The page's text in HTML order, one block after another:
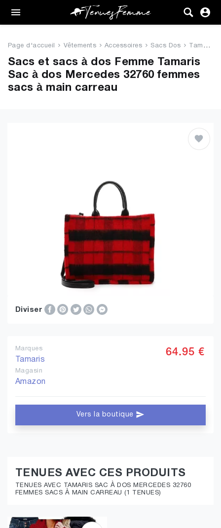
Femme
Vêtements
Chaussures
Page d'accueil Vêtements Accessoires Sacs Dos Tamaris Sac à dos Mercedes 32...
Sacs et sacs à dos Femme Tamaris
Sac à dos Mercedes 32760 femmes
sacs à main carreau
Diviser
Marques
Tamaris
Magasin
Amazon
64.95 €
Vers la boutique
TENUES AVEC CES PRODUITS
TENUES AVEC TAMARIS SAC À DOS MERCEDES 32760
FEMMES SACS À MAIN CARREAU (1 TENUES)